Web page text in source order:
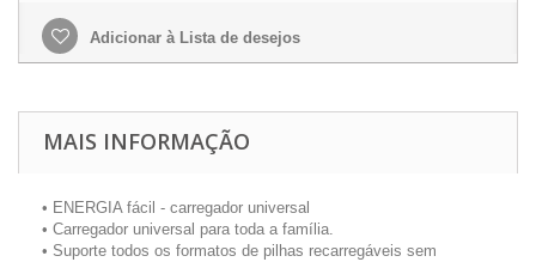
Adicionar à Lista de desejos
MAIS INFORMAÇÃO
• ENERGIA fácil - carregador universal
• Carregador universal para toda a família.
• Suporte todos os formatos de pilhas recarregáveis sem